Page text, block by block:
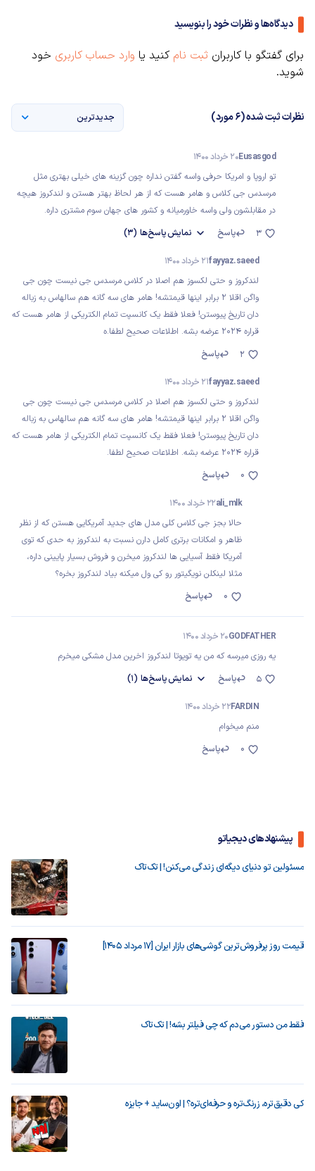
دیدگاه‌ها و نظرات خود را بنویسید
برای گفتگو با کاربران ثبت نام کنید یا وارد حساب کاربری خود
شوید.
نظرات ثبت شده (6 مورد) جدیدترین
Eusasgod20 خرداد 1400
تو اروپا و امریکا حرفی واسه گفتن نداره چون گزینه های خیلی بهتری مثل
مرسدس جی کلاس و هامر هست که از هر لحاظ بهتر هستن و لندکروز هیچه
در مقابلشون ولی واسه خاورمیانه و کشور های جهان سوم مشتری داره.
پاسخ
نمایشپاسخ‌ها (3) 3
fayyaz.saeed21 خرداد 1400
لندکروز و حتی لکسوز هم اصلا در کلاس مرسدس جی نیست چون جی
واگن اقلا ۲ برابر اینها قیمتشه! هامر های سه گانه هم سالهاس به زباله
دان تاریخ پیوستن! فعلا فقط یک کانسپت تمام الکتریکی از هامر هست که
قراره ۲۰۲۴ عرضه بشه. اطلاعات صحیح لطفا.ه
پاسخ
2
fayyaz.saeed21 خرداد 1400
لندکروز و حتی لکسوز هم اصلا در کلاس مرسدس جی نیست چون جی
واگن اقلا ۲ برابر اینها قیمتشه! هامر های سه گانه هم سالهاس به زباله
دان تاریخ پیوستن! فعلا فقط یک کانسپت تمام الکتریکی از هامر هست که
قراره ۲۰۲۴ عرضه بشه. اطلاعات صحیح لطفا.
پاسخ
0
ali_mlk22 خرداد 1400
حالا بجز جی کلاس کلی مدل های جدید آمریکایی هستن که از نظر
ظاهر و امکانات برتری کامل دارن نسبت به لندکروز به حدی که توی
آمریکا فقط آسیایی ها لندکروز میخرن و فروش بسیار پایینی داره،
مثلا لینکلن نویگیتور رو کی ول میکنه بیاد لندکروز بخره؟
پاسخ
0
GODFATHER20 خرداد 1400
یه روزی میرسه که من یه تویوتا لندکروز اخرین مدل مشکی میخرم
پاسخ
نمایشپاسخ‌ها (1) 5
FARDIN22 خرداد 1400
منم میخوام
پاسخ
0
پیشنهادهای دیجیاتو
مسئولین تو دنیای دیگه‌ای زندگی می‌کنن! | تک‌تاک
قیمت روز پرفروش‌ترین گوشی‌های بازار ایران [17 مرداد 1405]
فقط من دستور می‌دم که چی فیلتر بشه! | تک‌تاک
کی دقیق‌تره، زرنگ‌تره و حرفه‌ای‌تره؟ | اون‌ساید + جایزه